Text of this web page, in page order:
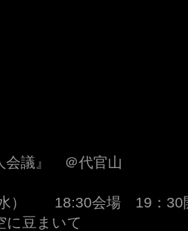
会議』 ＠代官山
水） 18:30会場 19：30
に豆まいて